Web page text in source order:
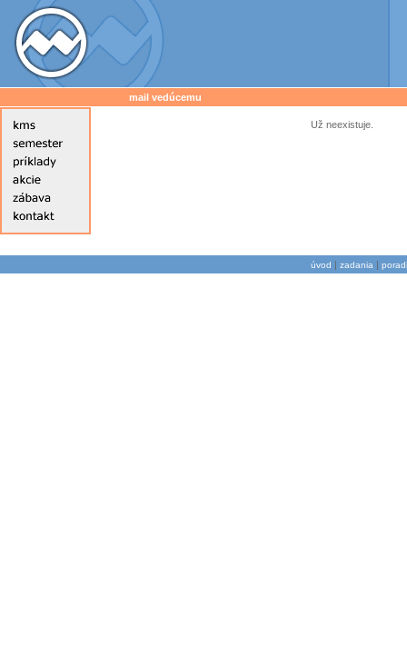
mail vedúcemu
Už neexistuje.
úvod | zadania |